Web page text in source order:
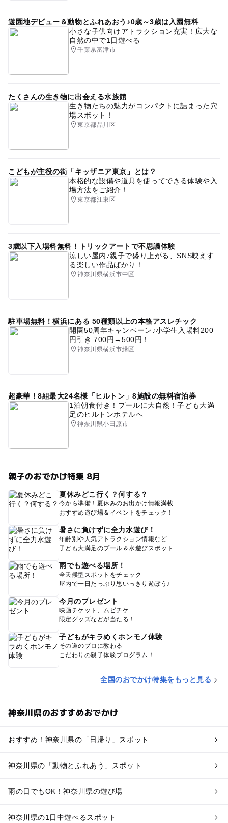
遊園地デビュー＆動物とふれあおう♪0歳～3歳は入園無料
小さな子供向けアトラクション充実！広大な
自然の中で1日遊べる
千葉県富津市
たくさんの生き物に出会える水族館
生き物たちの魅力がコンパクトに詰まった穴
場スポット！
東京都品川区
こどもが主役の街「キッザニア東京」とは？
本格的な設備や道具を使ってできる体験や入
場方法をご紹介！
東京都江東区
3歳以下入場料無料！トリックアートで不思議体験
涼しい屋内♪親子で盛り上がる、SNS映えす
る楽しい作品ばかり！
神奈川県横浜市中区
駐車場無料！横浜にある 50種類以上の本格アスレチック
開園50周年キャンペーン♪小学生入場料200
円引き 700円→500円！
神奈川県横浜市緑区
超豪華！8組最大24名様「ヒルトン」8施設の無料宿泊券
1泊朝食付き！プールに大自然！子ども大満
足のヒルトンホテルへ
神奈川県小田原市
親子のおでかけ特集 8月
夏休みどこ行く？何する？
今から準備！夏休みのお出かけ情報満載
おすすめ遊び場＆イベントをチェック！
暑さに負けずに全力水遊び！
年齢別や人気アトラクション情報など
子ども大満足のプール＆水遊びスポット
雨でも遊べる場所！
全天候型スポットをチェック
屋内で一日たっぷり思いっきり遊ぼう♪
今月のプレゼント
映画チケット、ムビチケ
限定グッズなどが当たる！
子どもがキラめくホンモノ体験
その道のプロに教わる
こだわりの親子体験プログラム！
全国のおでかけ特集をもっと見る
神奈川県のおすすめおでかけ
おすすめ！神奈川県の「日帰り」スポット
神奈川県の「動物とふれあう」スポット
雨の日でもOK！神奈川県の遊び場
神奈川県の1日中遊べるスポット